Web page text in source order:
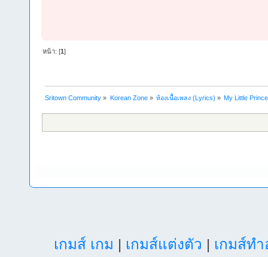
หน้า: [1]
Sritown Community » Korean Zone» ห้องเนื้อเพลง (Lyrics) » My Little
เกมส์ เกม | เกมส์แต่งตัว | เกมส์ท